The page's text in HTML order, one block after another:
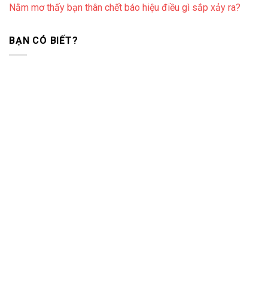
Nằm mơ thấy bạn thân chết báo hiệu điều gì sắp xảy ra?
BẠN CÓ BIẾT?